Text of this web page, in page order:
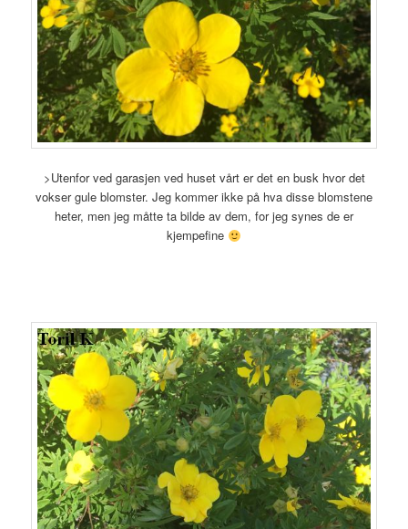
>Utenfor ved garasjen ved huset vårt er det en busk hvor det
vokser gule blomster. Jeg kommer ikke på hva disse blomstene
heter, men jeg måtte ta bilde av dem, for jeg synes de er
kjempefine